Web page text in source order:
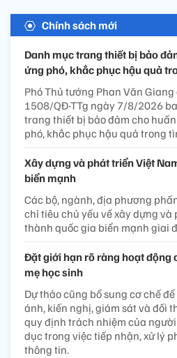
Chính sách mới
Danh mục trang thiết bị bảo
ứng phó, khắc phục hậu quả
Phó Thủ tướng Phan Văn
1508/QĐ-TTg ngày 7/8/2026
trang thiết bị bảo đảm cho
phó, khắc phục hậu quả trong
Xây dựng và phát triển Việt
biển mạnh
Các bộ, ngành, địa phương
chỉ tiêu chủ yếu về xây dựng
thành quốc gia biển mạnh giai
Đặt giới hạn rõ ràng hoạt động
mẹ học sinh
Dự thảo cũng bổ sung cơ chế
ánh, kiến nghị, giám sát và đối
quy định trách nhiệm của
dục trong việc tiếp nhận, xử lý
thông tin.